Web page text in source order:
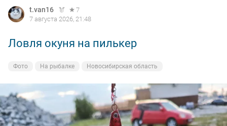
t.van16
7
7 августа 2026, 21:48
Ловля окуня на пилькер
Фото На рыбалке Новосибирская область